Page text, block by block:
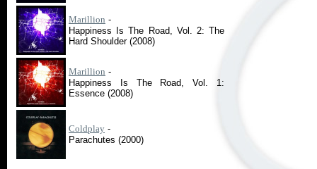
Marillion -
Happiness Is The Road, Vol. 2: The
Hard Shoulder (2008)
Marillion -
Happiness Is The Road, Vol. 1:
Essence (2008)
Coldplay -
Parachutes (2000)